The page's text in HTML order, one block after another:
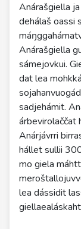
Anárašgiella
dehálaš oassi
Anárašgiella
sámejovkui.
dat lea
sadjehámit.
árbevirolaččat
Anárjávrri
hállet sullii
mo giela
lea dássidit